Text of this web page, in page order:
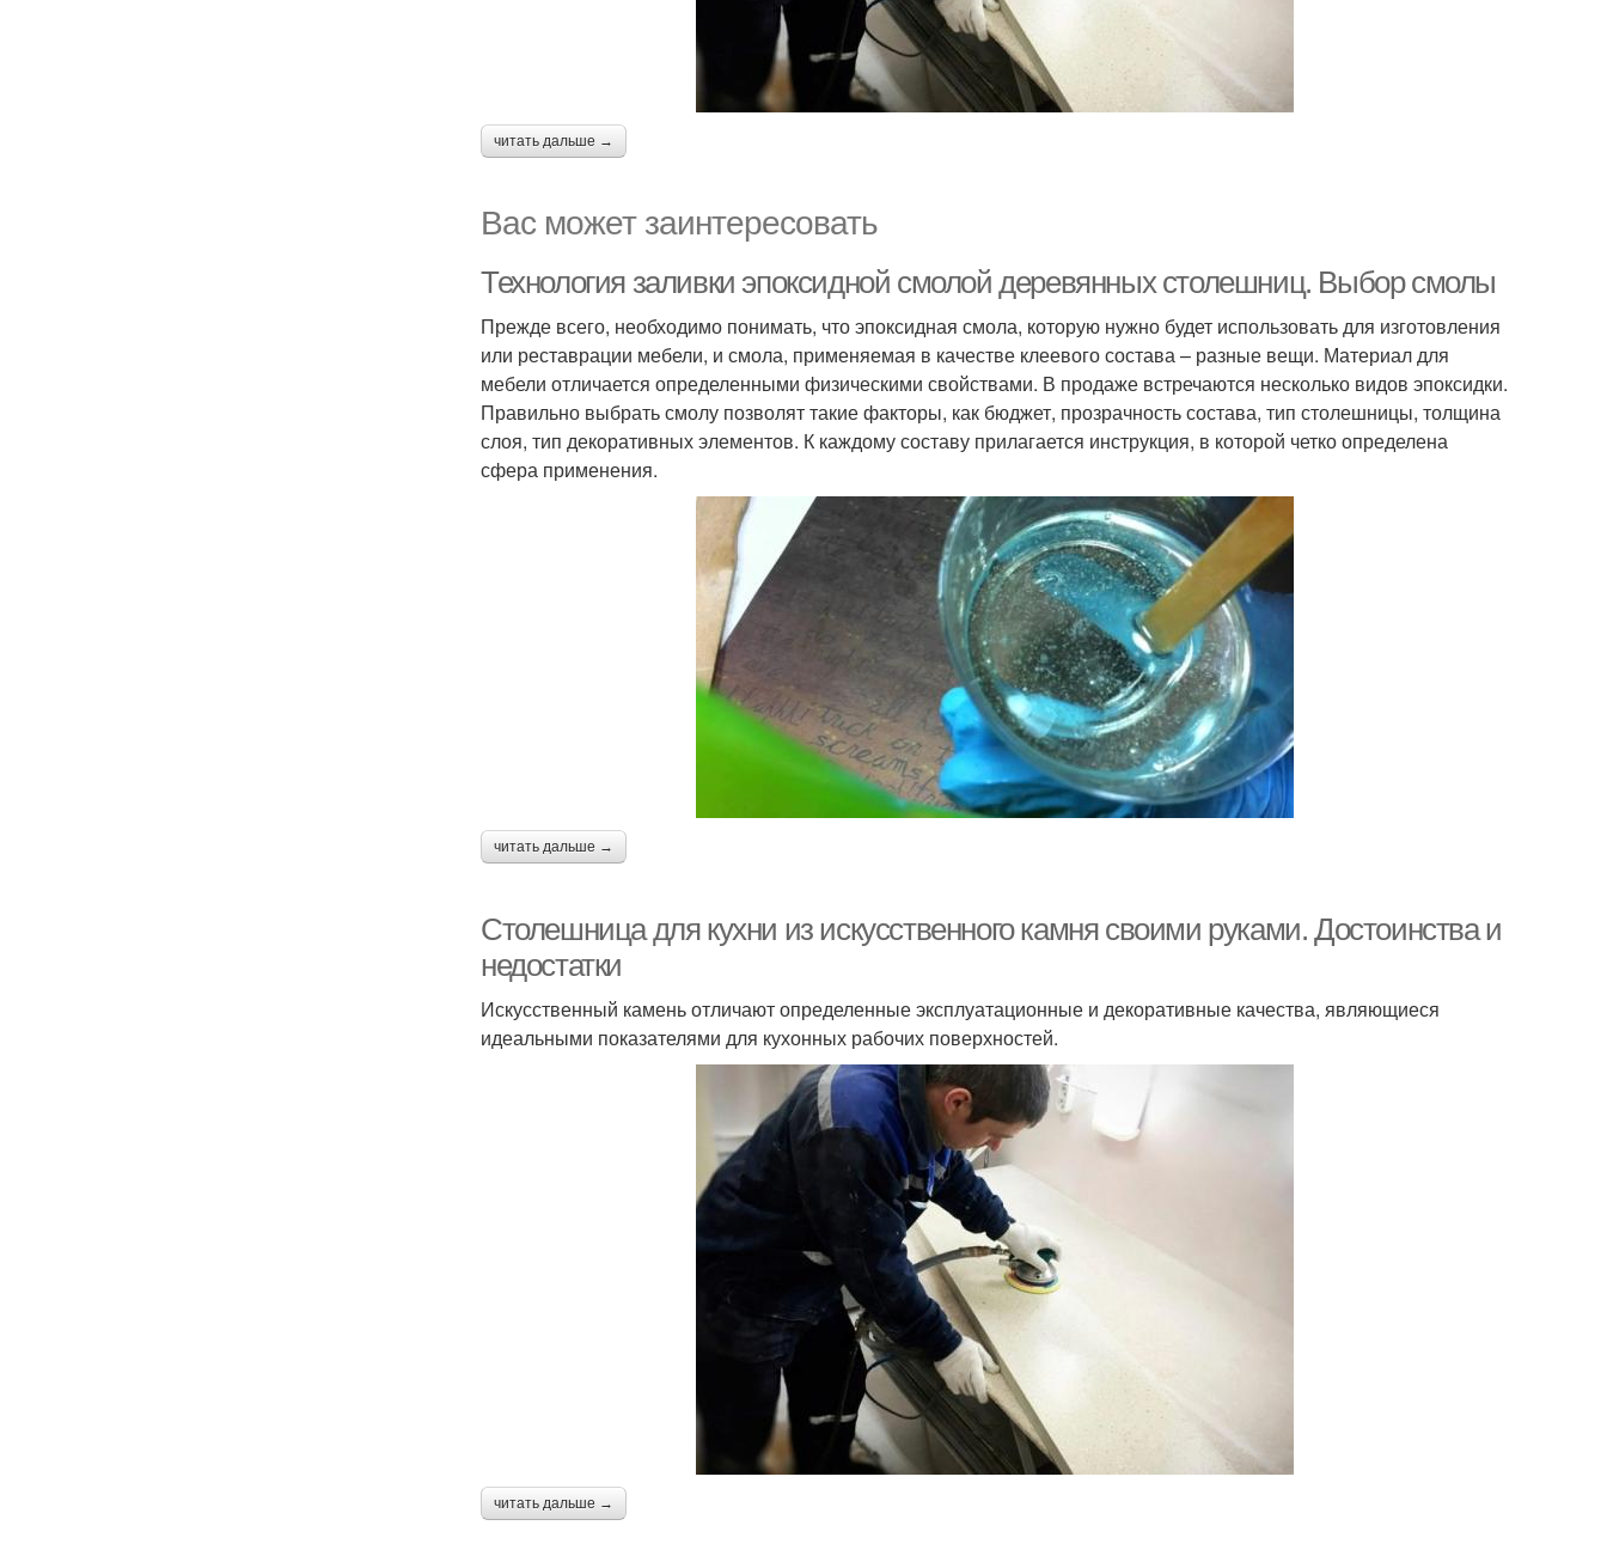
читать дальше →
Вас может заинтересовать
Технология заливки эпоксидной смолой деревянных столешниц. Выбор смолы
Прежде всего, необходимо понимать, что эпоксидная смола, которую нужно будет использовать для изготовления
или реставрации мебели, и смола, применяемая в качестве клеевого состава – разные вещи. Материал для
мебели отличается определенными физическими свойствами. В продаже встречаются несколько видов эпоксидки.
Правильно выбрать смолу позволят такие факторы, как бюджет, прозрачность состава, тип столешницы, толщина
слоя, тип декоративных элементов. К каждому составу прилагается инструкция, в которой четко определена
сфера применения.
читать дальше →
Столешница для кухни из искусственного камня своими руками. Достоинства и
недостатки
Искусственный камень отличают определенные эксплуатационные и декоративные качества, являющиеся
идеальными показателями для кухонных рабочих поверхностей.
читать дальше →